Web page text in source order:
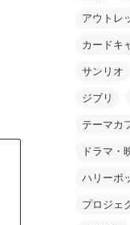
アウトレ
カードキ
サンリオ
ジブリ
テーマカ
ドラマ・
ハリーポ
プロジェ